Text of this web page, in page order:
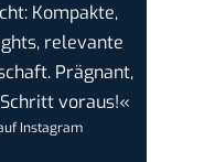
Kompakte,
relevante
Prägnant,
voraus!«
Instagram